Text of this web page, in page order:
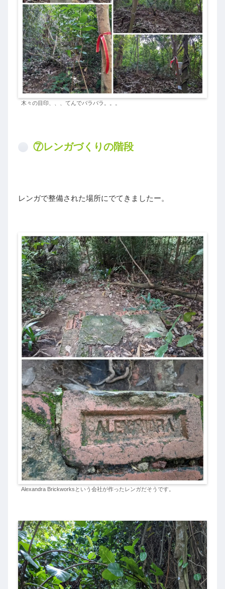
木々の目印、、、てんでバラバラ。。。
⑦レンガづくりの階段
レンガで整備された場所にでてきましたー。
Alexandra Brickworksという会社が作ったレンガだそうです。